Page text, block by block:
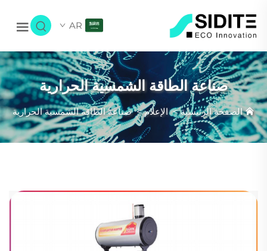
AR
صناعة الطاقة الشمسية الحرارية
الصفحة الرئيسية>الإعلام>صناعة الطاقة الشمسية الحرارية